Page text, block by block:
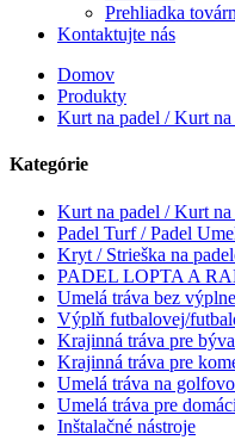
Prehliadka
Kontaktujte nás
Domov
Produkty
Kurt na padel / Kurt
Kategórie
Kurt na padel / Kurt
Padel Turf / Padel
Kryt / Strieška na
PADEL LOPTA A
Umelá tráva bez
Výplň futbalovej/
Krajinná tráva pre
Krajinná tráva pre
Umelá tráva na
Umelá tráva pre
Inštalačné nástroje